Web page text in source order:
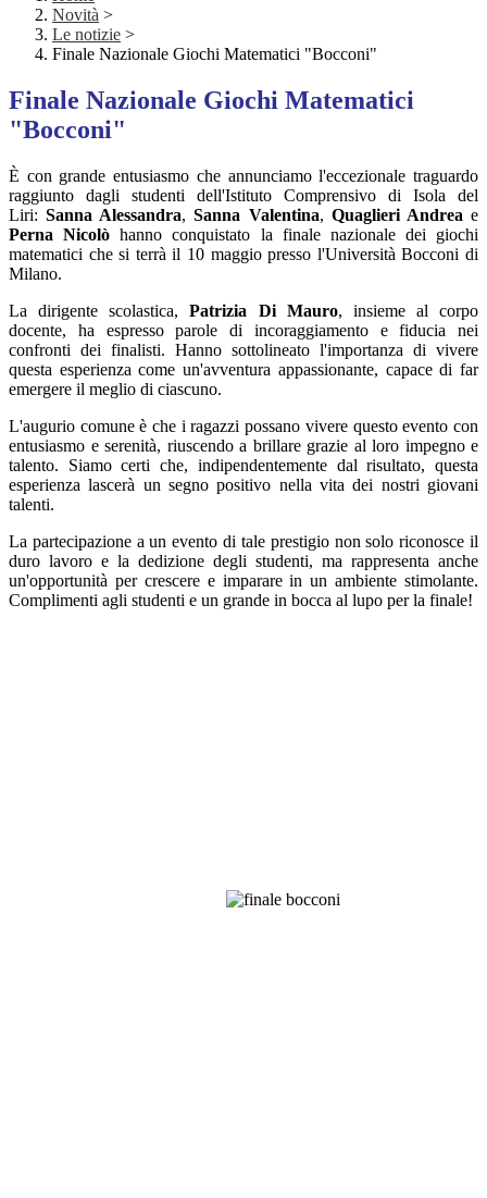
Novità >
Le notizie >
Finale Nazionale Giochi Matematici "Bocconi"
Finale Nazionale Giochi Matematici
"Bocconi"
È con grande entusiasmo che annunciamo l'eccezionale traguardo
raggiunto dagli studenti dell'Istituto Comprensivo di Isola del
Liri:Sanna Alessandra,Sanna Valentina, Quaglieri Andrea e
Perna Nicolò hanno conquistato la finale nazionale dei giochi
matematici che si terrà il 10 maggio presso l'Università Bocconi di
Milano.
La dirigente scolastica,Patrizia Di Mauro, insieme al corpo
docente, ha espresso parole di incoraggiamento e fiducia nei
confronti dei finalisti. Hanno sottolineato l'importanza di vivere
questa esperienza come un'avventura appassionante, capace di far
emergere il meglio di ciascuno.
L'augurio comune è che i ragazzi possano vivere questo evento con
entusiasmo e serenità, riuscendo a brillare grazie al loro impegno e
talento. Siamo certi che, indipendentemente dal risultato, questa
esperienza lascerà un segno positivo nella vita dei nostri giovani
talenti.
La partecipazione a un evento di tale prestigio non solo riconosce il
duro lavoro e la dedizione degli studenti, ma rappresenta anche
un'opportunità per crescere e imparare in un ambiente stimolante.
Complimenti agli studenti e un grande in bocca al lupo per la finale!